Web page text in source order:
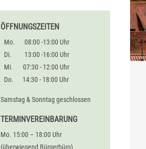
ÖFFNUNGSZEITEN
Mo.
08:00 -13:00 Uhr
Di.
13:00 -16:00 Uhr
Mi.
07:30 - 12:00 Uhr
Do.
14:30 - 18:00 Uhr
Samstag & Sonntag geschlossen
TERMINVEREINBARUNG
Mo. 15:00 – 18:00 Uhr
(überwiegend Bürgerbüro)